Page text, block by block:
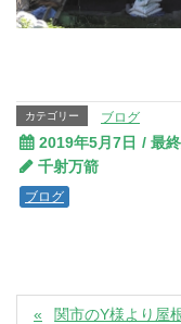
カテゴリー ブログ
2019年5月7日 / 最
千射万箭
ブログ
関市のY様より屋